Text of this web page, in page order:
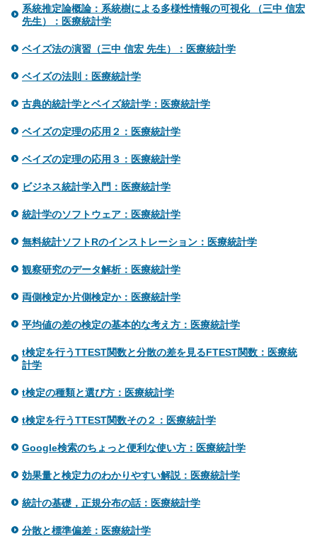
系統推定論概論：系統樹による多様性情報の可視化 （三中 信宏
先生）：医療統計学
ベイズ法の演習（三中 信宏 先生）：医療統計学
ベイズの法則：医療統計学
古典的統計学とベイズ統計学：医療統計学
ベイズの定理の応用２：医療統計学
ベイズの定理の応用３：医療統計学
ビジネス統計学入門：医療統計学
統計学のソフトウェア：医療統計学
無料統計ソフトRのインストレーション：医療統計学
観察研究のデータ解析：医療統計学
両側検定か片側検定か：医療統計学
平均値の差の検定の基本的な考え方：医療統計学
t検定を行うTTEST関数と分散の差を見るFTEST関数：医療統
計学
t検定の種類と選び方：医療統計学
t検定を行うTTEST関数その２：医療統計学
Google検索のちょっと便利な使い方：医療統計学
効果量と検定力のわかりやすい解説：医療統計学
統計の基礎，正規分布の話：医療統計学
分散と標準偏差：医療統計学